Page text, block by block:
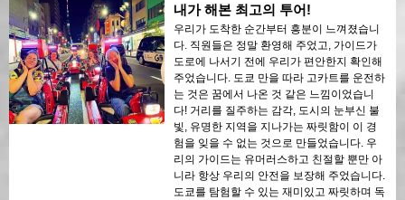
내가 해본 최고의 투어!
우리가 도착한 순간부터 흥분이 느껴졌습니
다. 직원들은 정말 환영해 주었고, 가이드가
도로에 나서기 전에 우리가 편안한지 확인해
주었습니다. 도쿄 만을 따라 고카트를 운전하
는 것은 꿈에서 나온 것 같은 느낌이었습니
다! 거리를 질주하는 감각, 도시의 눈부신 불
빛, 유명한 지역을 지나가는 짜릿함이 이 경
험을 잊을 수 없는 것으로 만들었습니다. 우
리의 가이드는 유머러스하고 친절할 뿐만 아
니라 항상 우리의 안전을 보장해 주었습니다.
도쿄를 탐험할 수 있는 재미있고 짜릿하며 독